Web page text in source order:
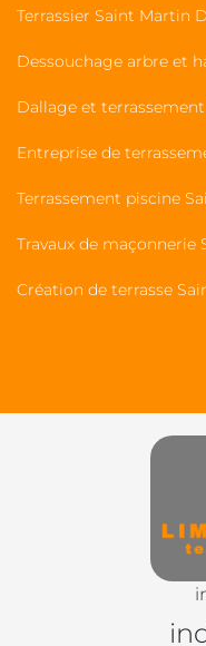
Terrassier Saint Martin
Dessouchage arbre et
Dallage et
Entreprise de
Terrassement piscine
Travaux de
Création de terrasse